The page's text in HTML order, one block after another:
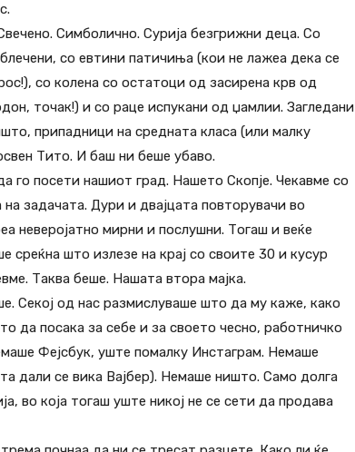
Симболично. Сурија безгрижни деца. Со
со евтини патичиња (кои нe лажеа дека се
со колена со остатоци од засирена крв од
точак!) и со раце испукани од џамлии. Загледани
припадници на средната класа (или малку
Тито. И баш ни беше убаво.
го посети нашиот град. Нашето Скопје. Чекавме со
задачата. Дури и двајцата повторувачи во
неверојатно мирни и послушни. Тогаш и веќе
среќна што излезе на крај со своите 30 и кусур
Таква беше. Нашата втора мајка.
Секој од нас размислуваше што да му каже, како
да посака за себе и за своето чесно, работничко
Фејсбук, уште помалку Инстаграм. Немаше
дали се вика Вајбер). Немаше ништо. Само долга
во која тогаш уште никој не се сети да продава